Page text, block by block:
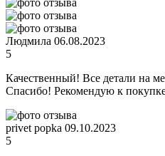
Людмила 06.08.2023
5
Качественный! Все детали на
Спасибо! Рекомендую к
privet popka 09.10.2023
5